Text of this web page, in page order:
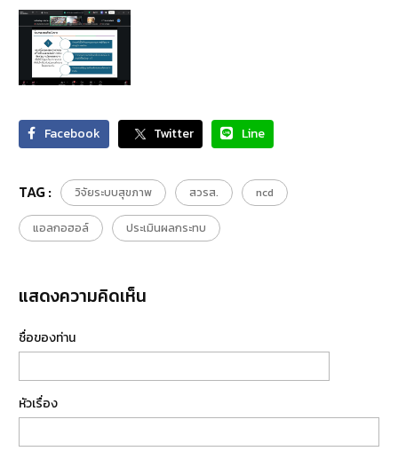
Facebook Twitter Line
TAG : วิจัยระบบสุขภาพ สวรส. ncd
แอลกอฮอล์ ประเมินผลกระทบ
แสดงความคิดเห็น
ชื่อของท่าน
หัวเรื่อง